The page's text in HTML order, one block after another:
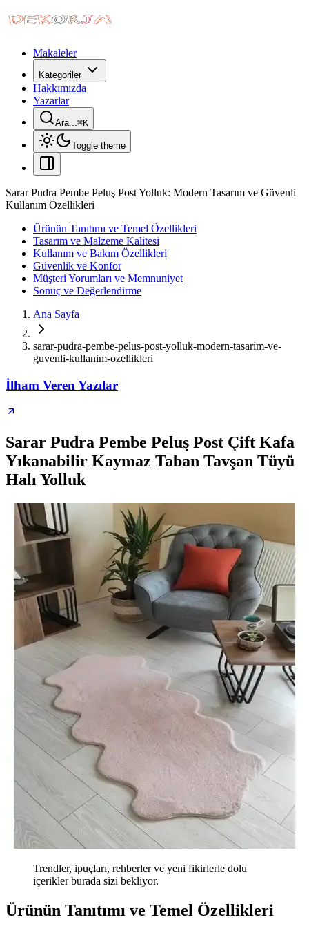
Makaleler
Kategoriler
Hakkımızda
Yazarlar
Ara...⌘K
Toggle theme
Sarar Pudra Pembe Peluş Post Yolluk: Modern Tasarım ve Güvenli
Kullanım Özellikleri
Ürünün Tanıtımı ve Temel Özellikleri
Tasarım ve Malzeme Kalitesi
Kullanım ve Bakım Özellikleri
Güvenlik ve Konfor
Müşteri Yorumları ve Memnuniyet
Sonuç ve Değerlendirme
Ana Sayfa
sarar-pudra-pembe-pelus-post-yolluk-modern-tasarim-ve-
guvenli-kullanim-ozellikleri
İlham Veren Yazılar
Sarar Pudra Pembe Peluş Post Çift Kafa
Yıkanabilir Kaymaz Taban Tavşan Tüyü
Halı Yolluk
Trendler, ipuçları, rehberler ve yeni fikirlerle dolu
içerikler burada sizi bekliyor.
Ürünün Tanıtımı ve Temel Özellikleri